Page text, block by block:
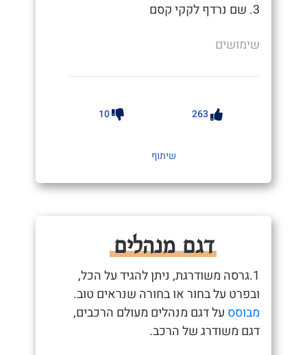
3. שם נרדף לקקי קסם
שימושים
263
10
שיתוף
דגם מנהלים
1.גרסה משודרגת, ניתן להגיד על הכל,
ובפרט על בחור או בחורה שנראים טוב.
מבוסס על דגם מנהלים מעולם הרכבים,
דגם משודרג של הרכב.